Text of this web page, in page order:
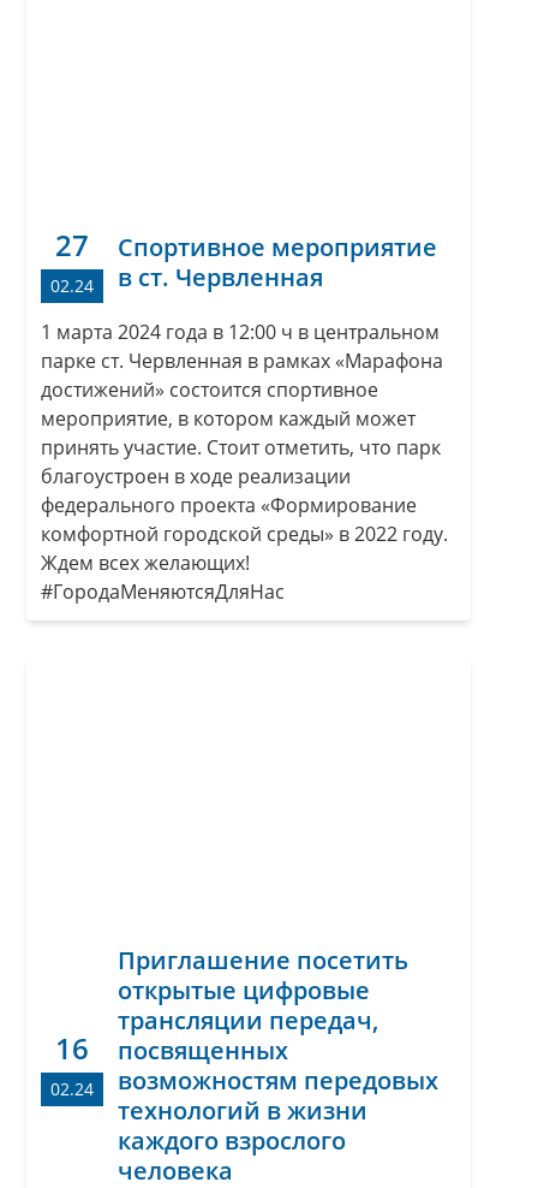
27
02.24
Спортивное мероприятие
в ст. Червленная
1 марта 2024 года в 12:00 ч в центральном
парке ст. Червленная в рамках «Марафона
достижений» состоится спортивное
мероприятие, в котором каждый может
принять участие. Стоит отметить, что парк
благоустроен в ходе реализации
федерального проекта «Формирование
комфортной городской среды» в 2022 году.
Ждем всех желающих!
#ГородаМеняютсяДляНас
16
02.24
Приглашение посетить
открытые цифровые
трансляции передач,
посвященных
возможностям передовых
технологий в жизни
каждого взрослого
человека